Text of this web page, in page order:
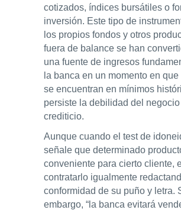
cotizados, índices bursátiles o
inversión. Este tipo de
los propios fondos y otros
fuera de balance se han
una fuente de ingresos
la banca en un momento en
se encuentran en mínimos
persiste la debilidad del negocio
crediticio.
Aunque cuando el test de
señale que determinado
conveniente para cierto cliente,
contratarlo igualmente
conformidad de su puño y letra.
embargo, “la banca evitará